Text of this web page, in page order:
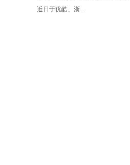
近日于优酷、浙...